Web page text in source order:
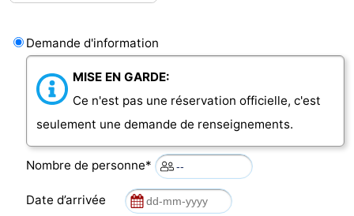
Oranjezon
Oostkapelle
-
Nature
Mantelingen
Westkapelle
Zoutelande
Demande d'information
MISE EN GARDE:
Ce n'est pas une réservation officielle, c'est
seulement une demande de renseignements.
Nombre de personne*
Date d’arrivée